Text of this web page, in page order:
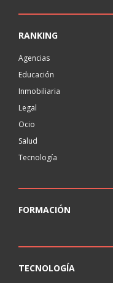
RANKING
Agencias
Educación
Inmobiliaria
Legal
Ocio
Salud
Tecnología
FORMACIÓN
TECNOLOGÍA